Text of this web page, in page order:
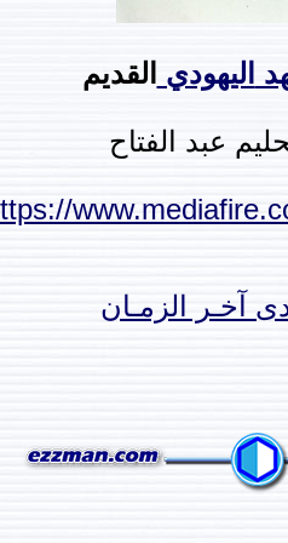
اليهودي القديم
عبد الفتاح
آخـر الزمـان